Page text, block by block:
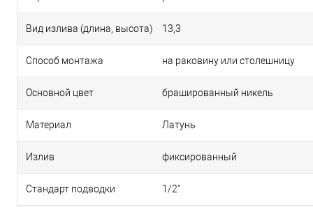
Вид излива (длина, высота) 13,3
Способ монтажа на раковину или столешницу
Основной цвет брашированный никель
Материал Латунь
Излив фиксированный
Стандарт подводки 1/2"